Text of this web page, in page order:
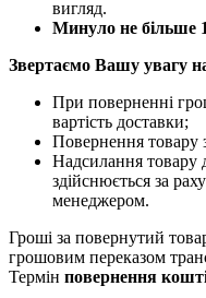
вигляд.
Минуло не більше
Звертаємо Вашу увагу
При поверненні
вартість доставки;
Повернення товару
Надсилання товару
здійснюється за
менеджером.
Гроші за повернутий
грошовим переказом
Термін повернення